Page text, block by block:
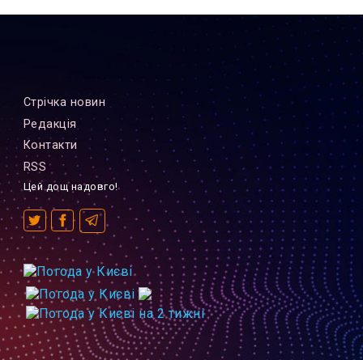
Стрiчка новин
Редакцiя
Контакти
RSS
Цей дощ надовго!